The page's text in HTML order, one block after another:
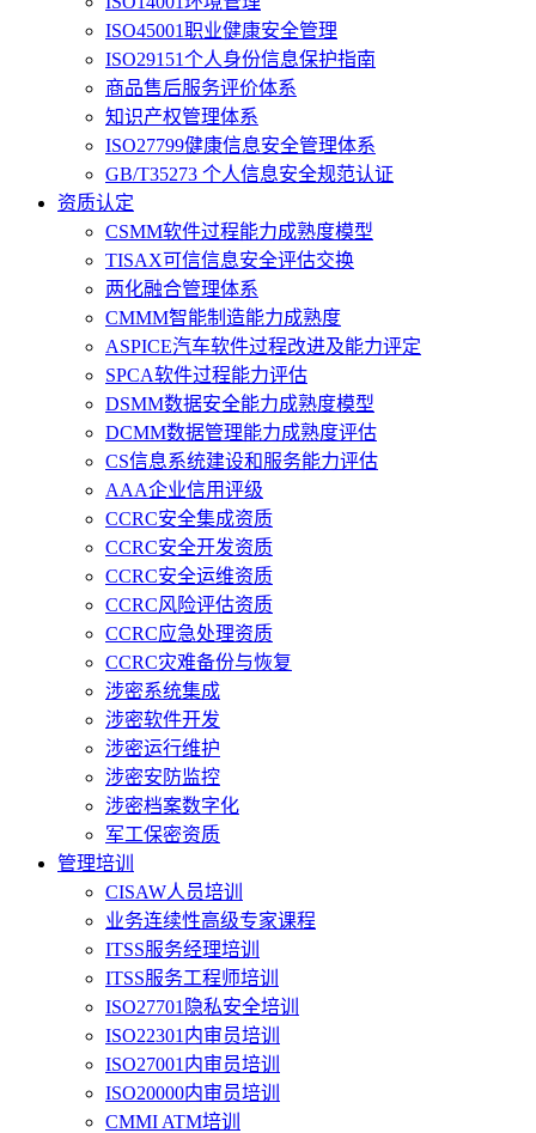
ISO45001职业健康安全管理
ISO29151个人身份信息保护指南
商品售后服务评价体系
知识产权管理体系
ISO27799健康信息安全管理体系
GB/T35273 个人信息安全规范认证
资质认定
CSMM软件过程能力成熟度模型
TISAX可信信息安全评估交换
两化融合管理体系
CMMM智能制造能力成熟度
ASPICE汽车软件过程改进及能力评定
SPCA软件过程能力评估
DSMM数据安全能力成熟度模型
DCMM数据管理能力成熟度评估
CS信息系统建设和服务能力评估
AAA企业信用评级
CCRC安全集成资质
CCRC安全开发资质
CCRC安全运维资质
CCRC风险评估资质
CCRC应急处理资质
CCRC灾难备份与恢复
涉密系统集成
涉密软件开发
涉密运行维护
涉密安防监控
涉密档案数字化
军工保密资质
管理培训
CISAW人员培训
业务连续性高级专家课程
ITSS服务经理培训
ITSS服务工程师培训
ISO27701隐私安全培训
ISO22301内审员培训
ISO27001内审员培训
ISO20000内审员培训
CMMI ATM培训